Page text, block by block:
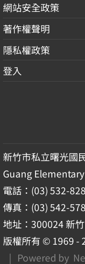
網站安全政策
著作權聲明
隱私權政策
登入
新竹市私立曙光
Guang
電話：(03) 532-
傳真：(03) 542-
地址：300024 新
版權所有 © 1969 -
| Powered by